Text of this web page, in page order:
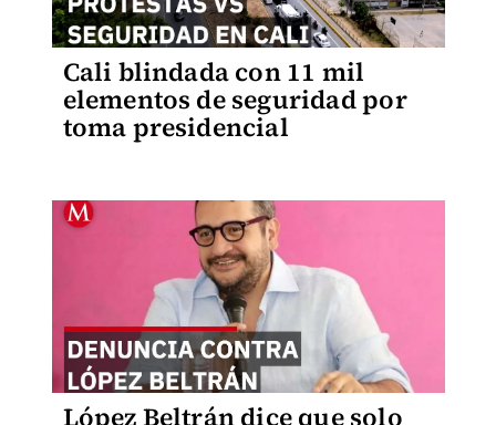
Cali blindada con 11 mil
elementos de seguridad por
toma presidencial
López Beltrán dice que solo